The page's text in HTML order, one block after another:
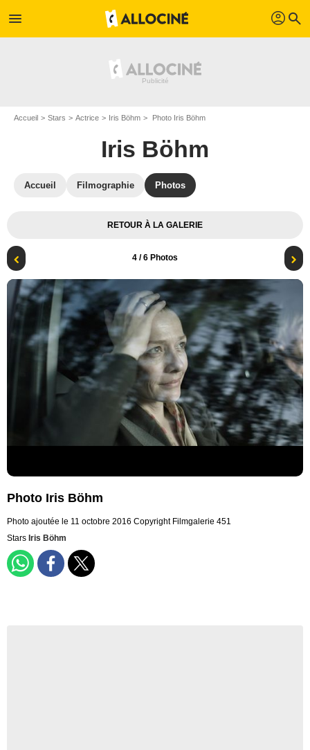
menu profil search
Accueil Stars Actrice Iris Böhm Photo Iris Böhm
Iris Böhm
Accueil Filmographie Photos
RETOUR À LA GALERIE
4 / 6 Photos
Photo Iris Böhm
Photo ajoutée le 11 octobre 2016 Copyright Filmgalerie 451
Stars Iris Böhm